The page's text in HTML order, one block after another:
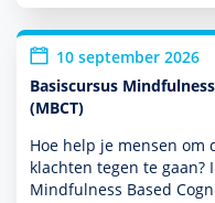
10 september 2026
Basiscursus
(MBCT)
Hoe help je mensen om
klachten tegen te gaan?
Mindfulness Based